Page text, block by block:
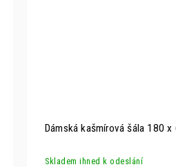
Dámská kašmírová šála 180 x
Skladem ihned k odeslání